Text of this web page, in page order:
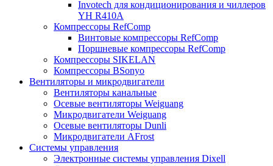
Invotech для кондиционирования и чиллеров
YH R410A
Компрессоры RefComp
Винтовые компрессоры RefComp
Поршневые компрессоры RefComp
Компрессоры SIKELAN
Компрессоры BSonyo
Вентиляторы и микродвигатели
Вентиляторы канальные
Осевые вентиляторы Weiguang
Микродвигатели Weiguang
Осевые вентиляторы Dunli
Микродвигатели AFrost
Системы управления
Электронные системы управления Dixell